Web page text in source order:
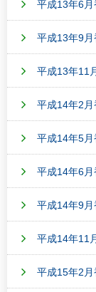
平成13年6
平成13年9
平成13年11
平成14年2
平成14年5
平成14年6
平成14年9
平成14年11
平成15年2